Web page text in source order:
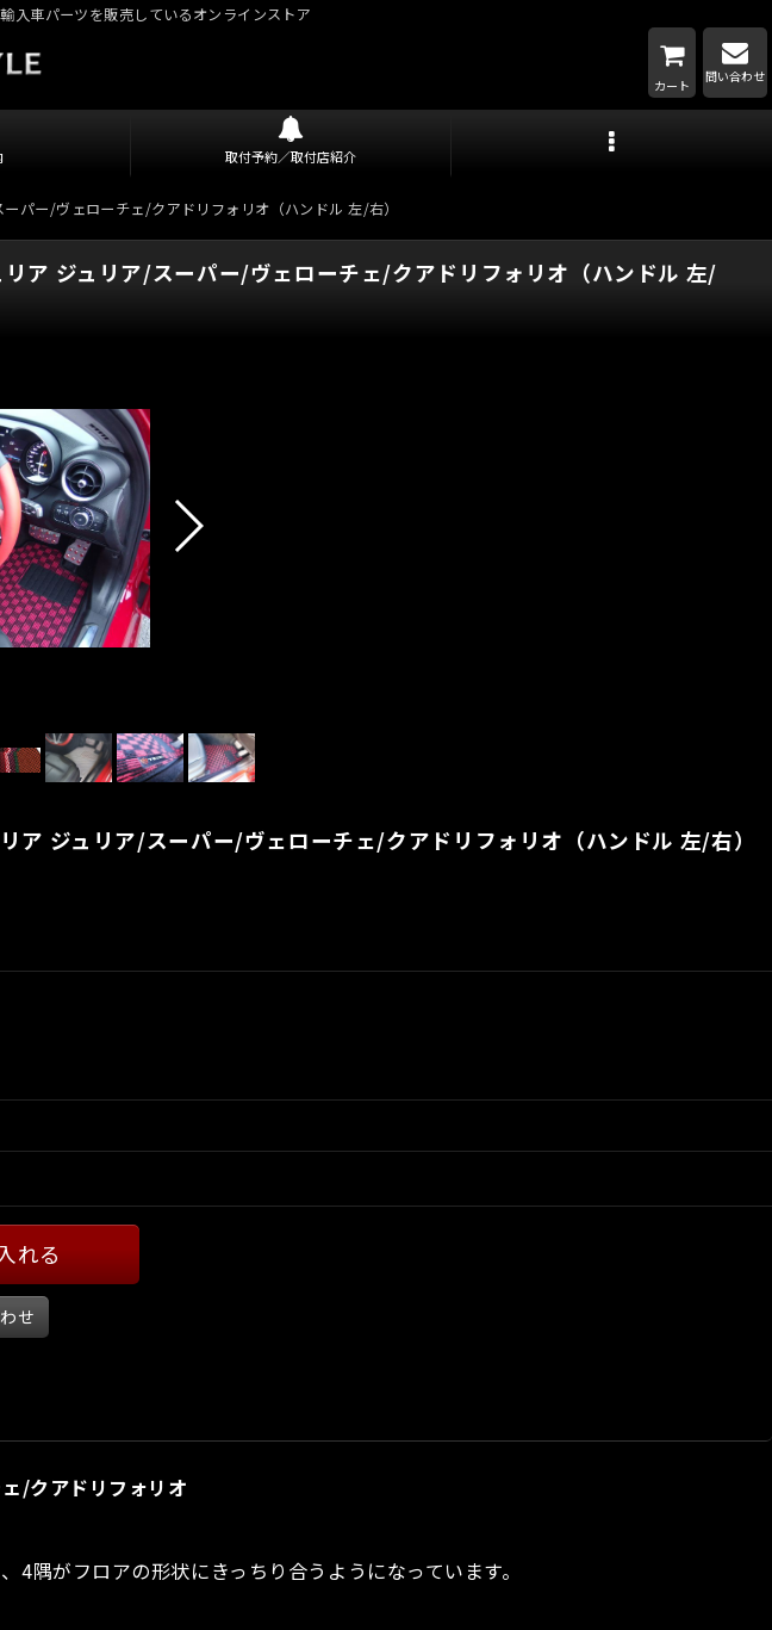
入車パーツを販売しているオンラインストア
カート
問い合わせ
取付予約／取付店紹介
ー/ヴェローチェ/クアドリフォリオ（ハンドル 左/右）
ジュリア/スーパー/ヴェローチェ/クアドリフォリオ（ハンドル 左/
ュリア/スーパー/ヴェローチェ/クアドリフォリオ（ハンドル 左/右）
れる
せ
/クアドリフォリオ
隅がフロアの形状にきっちり合うようになっています。